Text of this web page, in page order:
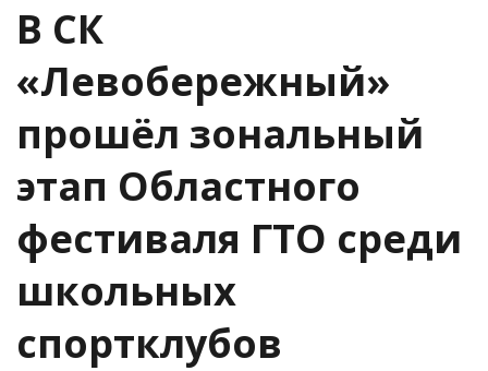
В СК
«Левобережный»
прошёл зональный
этап Областного
фестиваля ГТО среди
школьных
спортклубов